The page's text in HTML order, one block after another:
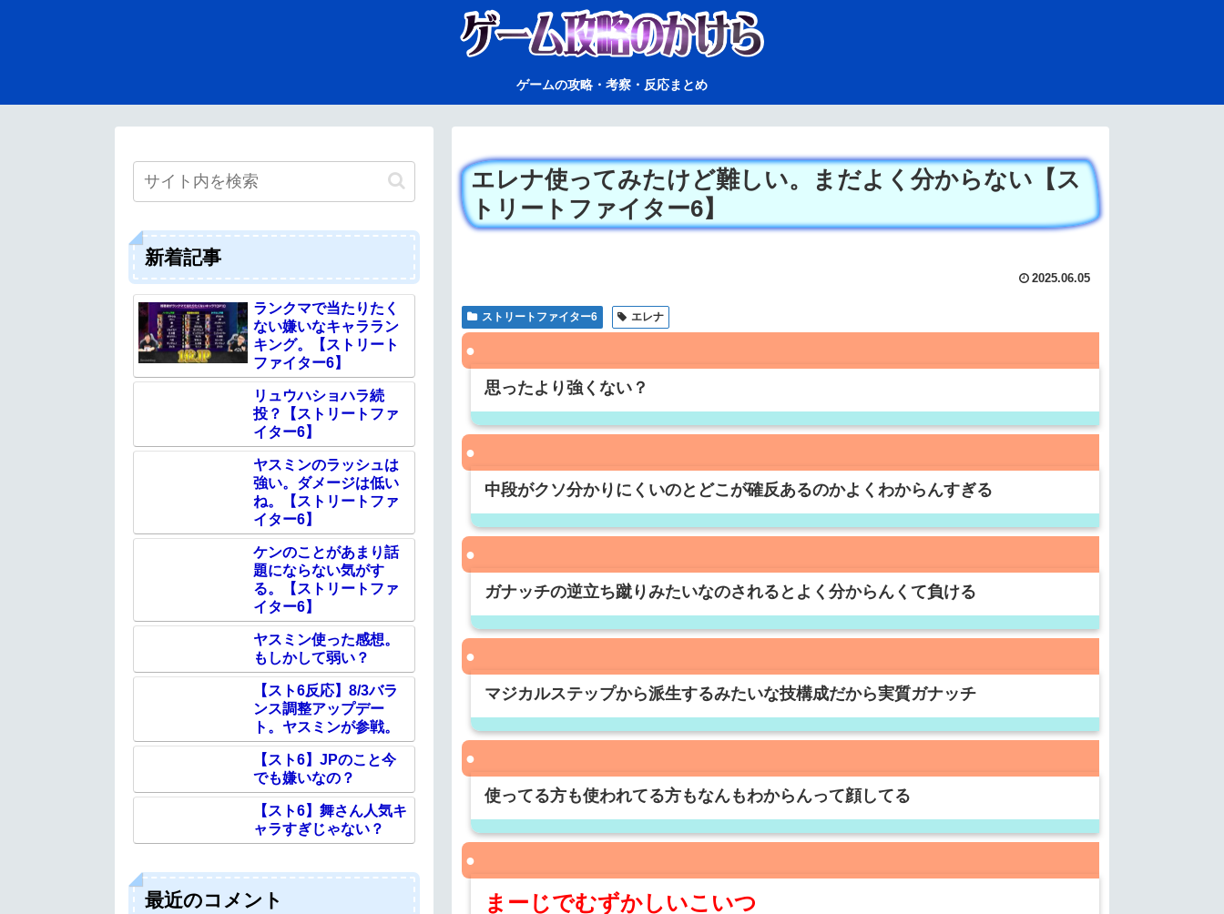
ゲームの攻略・考察・反応まとめ
エレナ使ってみたけど難しい。まだよく分からない【ス
トリートファイター6】
2025.06.05
ストリートファイター6 エレナ
思ったより強くない？
中段がクソ分かりにくいのとどこが確反あるのかよくわからんすぎる
ガナッチの逆立ち蹴りみたいなのされるとよく分からんくて負ける
マジカルステップから派生するみたいな技構成だから実質ガナッチ
使ってる方も使われてる方もなんもわからんって顔してる
まーじでむずかしいこいつ
新着記事
ランクマで当たりたく
ない嫌いなキャララン
キング。【ストリート
ファイター6】
リュウハショハラ続
投？【ストリートファ
イター6】
ヤスミンのラッシュは
強い。ダメージは低い
ね。【ストリートファ
イター6】
ケンのことがあまり話
題にならない気がす
る。【ストリートファ
イター6】
ヤスミン使った感想。
もしかして弱い？
【スト6反応】8/3バラ
ンス調整アップデー
ト。ヤスミンが参戦。
【スト6】JPのこと今
でも嫌いなの？
【スト6】舞さん人気キ
ャラすぎじゃない？
最近のコメント